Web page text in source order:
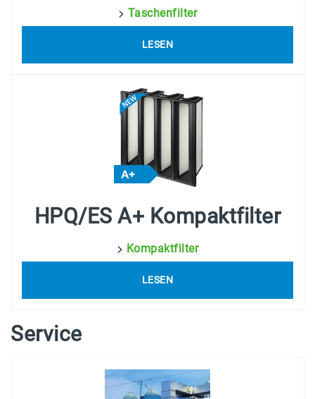
> Taschenfilter
LESEN
HPQ/ES A+ Kompaktfilter
> Kompaktfilter
LESEN
Service